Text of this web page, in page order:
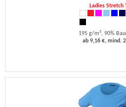
Ladies Stretch
195 g/m², 90%
ab 9,16 €, mind.